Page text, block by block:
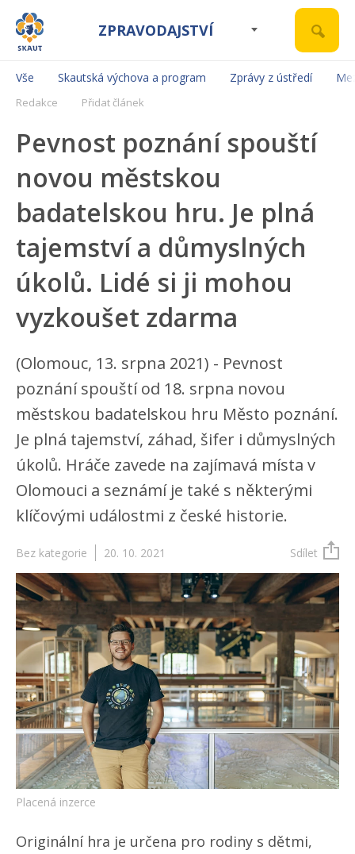
ZPRAVODAJSTVÍ
Vše Skautská výchova a program Zprávy z ústředí
Redakce Přidat článek
Pevnost poznání spouští
novou městskou
badatelskou hru. Je plná
tajemství a důmyslných
úkolů. Lidé si ji mohou
vyzkoušet zdarma
(Olomouc, 13. srpna 2021) - Pevnost
poznání spouští od 18. srpna novou
městskou badatelskou hru Město poznání.
Je plná tajemství, záhad, šifer i důmyslných
úkolů. Hráče zavede na zajímavá místa v
Olomouci a seznámí je také s některými
klíčovými událostmi z české historie.
Bez kategorie 20. 10. 2021 Sdílet
Placená inzerce
Originální hra je určena pro rodiny s dětmi,